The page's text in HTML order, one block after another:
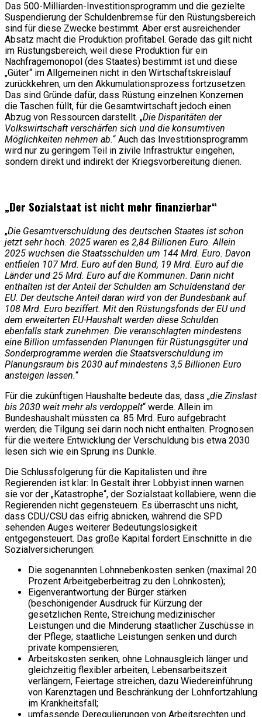
Das 500-Milliarden-Investitionsprogramm und die gezielte
Suspendierung der Schuldenbremse für den Rüstungsbereich
sind für diese Zwecke bestimmt. Aber erst ausreichender
Absatz macht die Produktion profitabel. Gerade das gilt nicht
im Rüstungsbereich, weil diese Produktion für ein
Nachfragemonopol (des Staates) bestimmt ist und diese
„Güter“ im Allgemeinen nicht in den Wirtschaftskreislauf
zurückkehren, um den Akkumulationsprozess fortzusetzen.
Das sind Gründe dafür, dass Rüstung einzelnen Konzernen
die Taschen füllt, für die Gesamtwirtschaft jedoch einen
Abzug von Ressourcen darstellt. „Die Disparitäten der
Volkswirtschaft verschärfen sich und die konsumtiven
Möglichkeiten nehmen ab.“ Auch das Investitionsprogramm
wird nur zu geringem Teil in zivile Infrastruktur eingehen,
sondern direkt und indirekt der Kriegsvorbereitung dienen.
„Der Sozialstaat ist nicht mehr finanzierbar“
„Die Gesamtverschuldung des deutschen Staates ist schon
jetzt sehr hoch. 2025 waren es 2,84 Billionen Euro. Allein
2025 wuchsen die Staatsschulden um 144 Mrd. Euro. Davon
entfielen 107 Mrd. Euro auf den Bund, 19 Mrd. Euro auf die
Länder und 25 Mrd. Euro auf die Kommunen. Darin nicht
enthalten ist der Anteil der Schulden am Schuldenstand der
EU. Der deutsche Anteil daran wird von der Bundesbank auf
108 Mrd. Euro beziffert. Mit den Rüstungsfonds der EU und
dem erweiterten EU-Haushalt werden diese Schulden
ebenfalls stark zunehmen. Die veranschlagten mindestens
eine Billion umfassenden Planungen für Rüstungsgüter und
Sonderprogramme werden die Staatsverschuldung im
Planungsraum bis 2030 auf mindestens 3,5 Billionen Euro
ansteigen lassen.“
Für die zukünftigen Haushalte bedeute das, dass „die Zinslast
bis 2030 weit mehr als verdoppelt“ werde. Allein im
Bundeshaushalt müssten ca. 85 Mrd. Euro aufgebracht
werden; die Tilgung sei darin noch nicht enthalten. Prognosen
für die weitere Entwicklung der Verschuldung bis etwa 2030
lesen sich wie ein Sprung ins Dunkle.
Die Schlussfolgerung für die Kapitalisten und ihre
Regierenden ist klar: In Gestalt ihrer Lobbyist:innen warnen
sie vor der „Katastrophe“, der Sozialstaat kollabiere, wenn die
Regierenden nicht gegensteuern. Es überrascht uns nicht,
dass CDU/CSU das eifrig abnicken, während die SPD
sehenden Auges weiterer Bedeutungslosigkeit
entgegensteuert. Das große Kapital fordert Einschnitte in die
Sozialversicherungen:
Die sogenannten Lohnnebenkosten senken (maximal 20
Prozent Arbeitgeberbeitrag zu den Lohnkosten);
Eigenverantwortung der Bürger stärken
(beschönigender Ausdruck für Kürzung der
gesetzlichen Rente, Streichung medizinischer
Leistungen und die Minderung staatlicher Zuschüsse in
der Pflege; staatliche Leistungen senken und durch
private kompensieren;
Arbeitskosten senken, ohne Lohnausgleich länger und
gleichzeitig flexibler arbeiten, Lebensarbeitszeit
verlängern, Feiertage streichen, dazu Wiedereinführung
von Karenztagen und Beschränkung der Lohnfortzahlung
im Krankheitsfall;
umfassende Deregulierungen von Arbeitsrechten und